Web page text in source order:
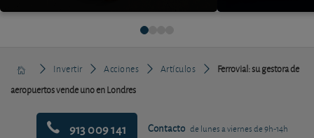
Invertir Acciones Artículos
Ferrovial: su gestora de
aeropuertos vende uno en Londres
913 009 141 Contacto de lunes a viernes de 9h-14h